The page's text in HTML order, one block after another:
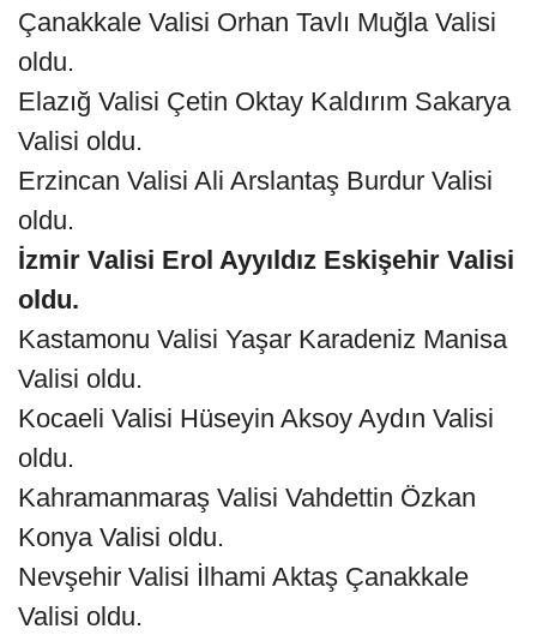
Çanakkale Valisi Orhan Tavlı Muğla Valisi
oldu.
Elazığ Valisi Çetin Oktay Kaldırım Sakarya
Valisi oldu.
Erzincan Valisi Ali Arslantaş Burdur Valisi
oldu.
İzmir Valisi Erol Ayyıldız Eskişehir Valisi
oldu.
Kastamonu Valisi Yaşar Karadeniz Manisa
Valisi oldu.
Kocaeli Valisi Hüseyin Aksoy Aydın Valisi
oldu.
Kahramanmaraş Valisi Vahdettin Özkan
Konya Valisi oldu.
Nevşehir Valisi İlhami Aktaş Çanakkale
Valisi oldu.